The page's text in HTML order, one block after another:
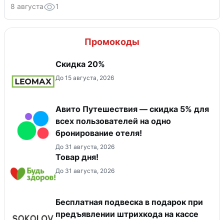
8 августа 1
Промокоды
Скидка 20%
До 15 августа, 2026
Авито Путешествия — скидка 5% для
всех пользователей на одно
бронирование отеля!
До 31 августа, 2026
Товар дня!
До 31 августа, 2026
Бесплатная подвеска в подарок при
предъявлении штрихкода на кассе